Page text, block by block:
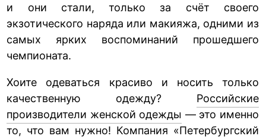
и они стали, только за счёт своего
экзотического наряда или макияжа, одними из
самых ярких воспоминаний прошедшего
чемпионата.
Хоите одеваться красиво и носить только
качественную одежду? Российские
производители женской одежды — это именно
то, что вам нужно! Компания «Петербургский